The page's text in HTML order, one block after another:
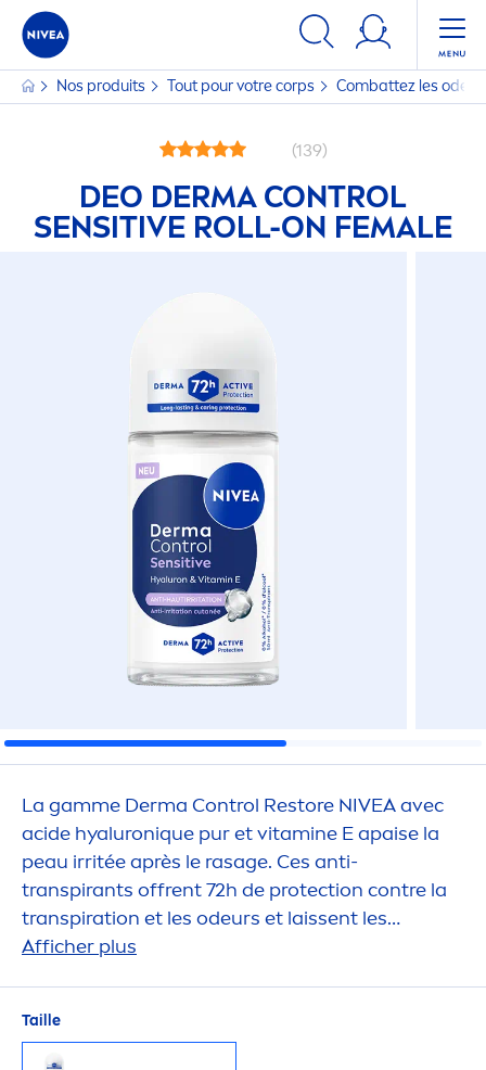
Nos produits Tout pour votre corps Combattez les
(139)
DEO DERMA CONTROL
SENSITIVE ROLL-ON FEMALE
La gamme Derma Control Restore NIVEAavec
acide hyaluronique pur etvitamine E apaise la
peau irritée après le rasage. Ces anti-
transpirants offrent 72h de protection contre la
transpiration et les odeurs et laissent les
aisselles plus douces et plus belles et la
Afficher plus
Taille